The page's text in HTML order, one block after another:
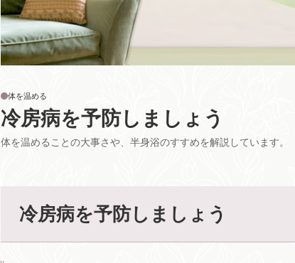
冷房病を予防しましょう
体を温めることの大事さや、半身浴のすすめを解説しています。
体を温める
冷房病を予防しましょう